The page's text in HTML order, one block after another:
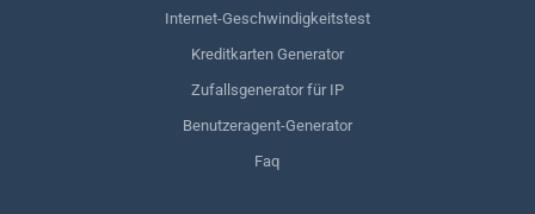
Internet-Geschwindigkeitstest
Kreditkarten Generator
Zufallsgenerator für IP
Benutzeragent-Generator
Faq